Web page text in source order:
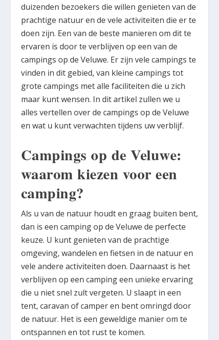
duizenden bezoekers die willen genieten van de
prachtige natuur en de vele activiteiten die er te
doen zijn. Een van de beste manieren om dit te
ervaren is door te verblijven op een van de
campings op de Veluwe. Er zijn vele campings te
vinden in dit gebied, van kleine campings tot
grote campings met alle faciliteiten die u zich
maar kunt wensen. In dit artikel zullen we u
alles vertellen over de campings op de Veluwe
en wat u kunt verwachten tijdens uw verblijf.
Campings op de Veluwe:
waarom kiezen voor een
camping?
Als u van de natuur houdt en graag buiten bent,
dan is een camping op de Veluwe de perfecte
keuze. U kunt genieten van de prachtige
omgeving, wandelen en fietsen in de natuur en
vele andere activiteiten doen. Daarnaast is het
verblijven op een camping een unieke ervaring
die u niet snel zult vergeten. U slaapt in een
tent, caravan of camper en bent omringd door
de natuur. Het is een geweldige manier om te
ontspannen en tot rust te komen.